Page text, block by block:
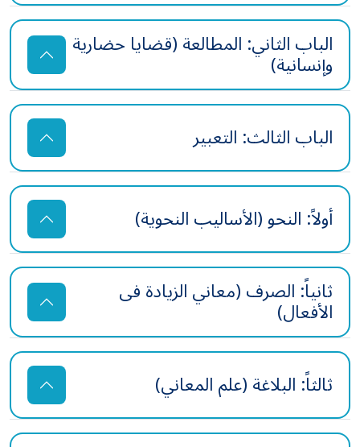
الباب الثاني: المطالعة (قضايا حضارية
وإنسانية)
الباب الثالث: التعبير
أولاً: النحو (الأساليب النحوية)
ثانياً: الصرف (معاني الزيادة فى
الأفعال)
ثالثاً: البلاغة (علم المعاني)